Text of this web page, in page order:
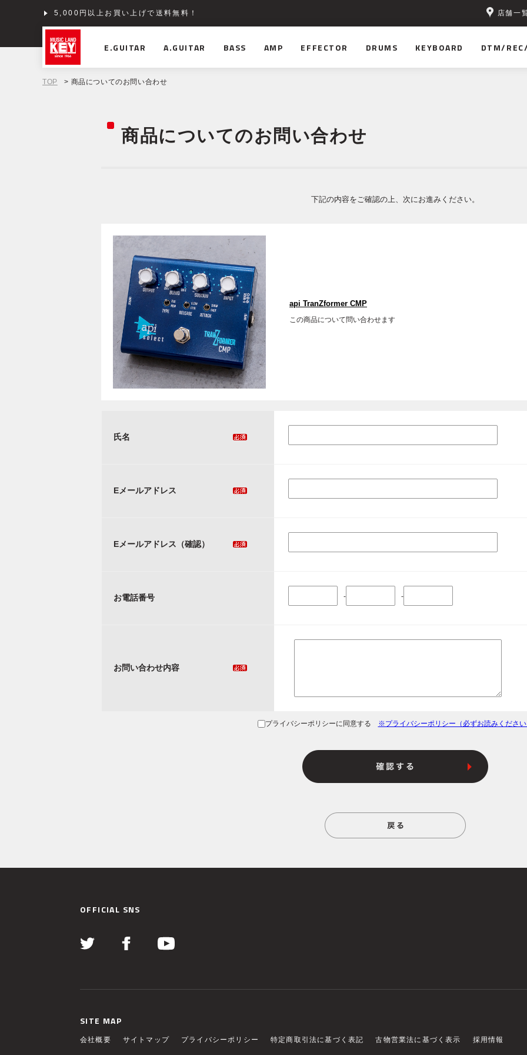
5,000円以上お買い上げで送料無料！
ショッピングクレジット分割48回払いまで金利手数料無料！ 店舗一
E.GUITAR A.GUITAR BASS AMP EFFECTOR DRUMS KEYBOARD DTM/
TOP > 商品についてのお問い合わせ
商品についてのお問い合わせ
下記の内容をご確認の上、次にお進みください。
api TranZformer CMP
この商品について問い合わせます
氏名
Eメールアドレス
Eメールアドレス（確認）
お電話番号 - -
お問い合わせ内容
プライバシーポリシーに同意する ※プライバシーポリシー（必ずお読みくださ
OFFICIAL SNS
SITE MAP
会社概要 サイトマップ プライバシーポリシー 特定商取引法に基づく表記 古物営業法に基づく表示 採用情報